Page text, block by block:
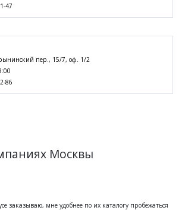
47
пер., 15/7, оф. 1/2
86
Москвы
заказываю, мне удобнее по их каталогу пробежаться